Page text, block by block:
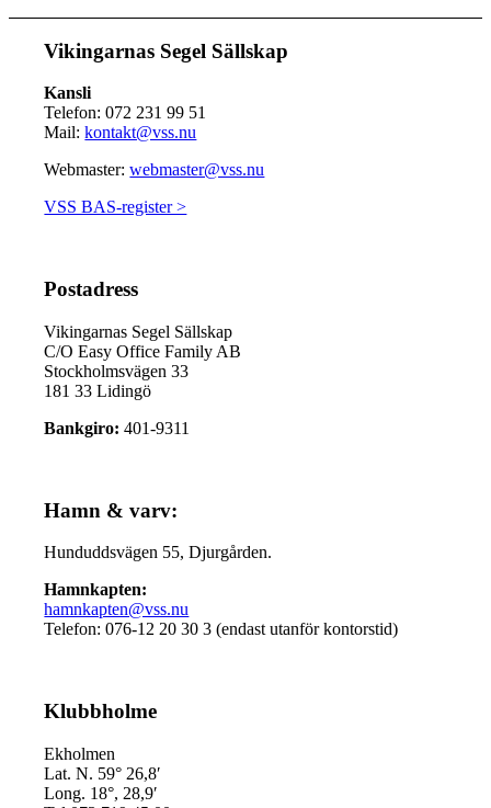
Vikingarnas Segel Sällskap
Kansli
Telefon: 072 231 99 51
Mail:kontakt@vss.nu
Webmaster:webmaster@vss.nu
VSS BAS-register >
Postadress
Vikingarnas Segel Sällskap
C/O Easy Office Family AB
Stockholmsvägen 33
181 33 Lidingö
Bankgiro:401-9311
Hamn & varv:
Hunduddsvägen 55, Djurgården.
Hamnkapten:
hamnkapten@vss.nu
Telefon: 076-12 20 30 3 (endast utanför kontorstid)
Klubbholme
Ekholmen
Lat. N. 59° 26,8′
Long. 18°, 28,9′